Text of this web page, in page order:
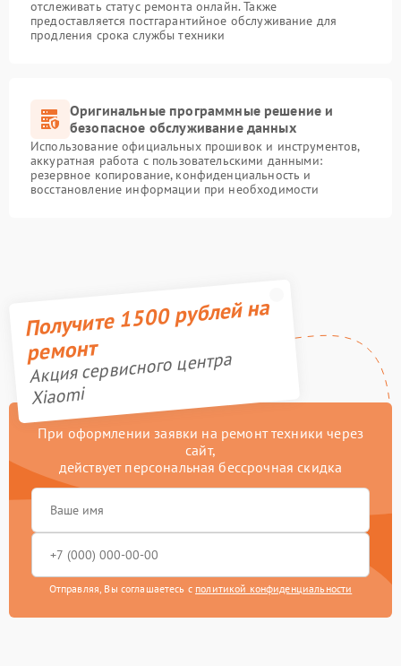
отслеживать статус ремонта онлайн. Также
предоставляется постгарантийное обслуживание для
продления срока службы техники
Оригинальные программные решение и
безопасное обслуживание данных
Использование официальных прошивок и инструментов,
аккуратная работа с пользовательскими данными:
резервное копирование, конфиденциальность и
восстановление информации при необходимости
Получите 1500 рублей на
ремонт
Акция сервисного центра
Xiaomi
При оформлении заявки на ремонт техники через
сайт,
действует персональная бессрочная скидка
Отправляя, Вы соглашаетесь с политикой конфиденциальности